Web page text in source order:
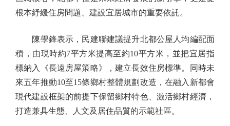
根本紓緩住房問題、建設宜居城市的重要依託。
陳學鋒表示，民建聯建議提升北都公屋人均編配面
積，由現時約7平方米提高至約10平方米，並把宜居指
標納入《長遠房屋策略》，建立長效住房標準。同時未
來五年推動10至15條鄉村整體規劃改造，在融入新都會
現代建設框架的前提下保留鄉村特色、激活鄉村經濟，
打造兼具生態、人文及居住品質的示範社區。